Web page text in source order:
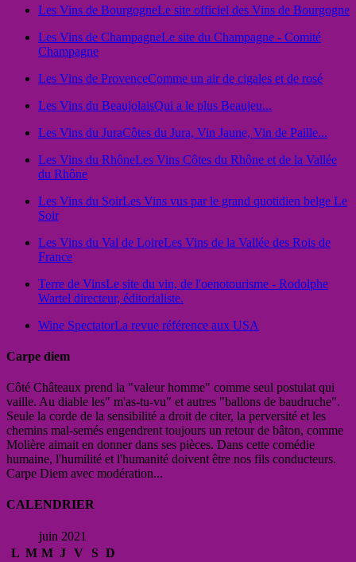
Les Vins de BourgogneLe site officiel des Vins de Bourgogne
Les Vins de ChampagneLe site du Champagne - Comité
Champagne
Les Vins de ProvenceComme un air de cigales et de rosé
Les Vins du BeaujolaisQui a le plus Beaujeu...
Les Vins du JuraCôtes du Jura, Vin Jaune, Vin de Paille...
Les Vins du RhôneLes Vins Côtes du Rhône et de la Vallée
du Rhône
Les Vins du SoirLes Vins vus par le grand quotidien belge Le
Soir
Les Vins du Val de LoireLes Vins de la Vallée des Rois de
France
Terre de VinsLe site du vin, de l'oenotourisme - Rodolphe
Wartel directeur, éditorialiste.
Wine SpectatorLa revue référence aux USA
Carpe diem
Côté Châteaux prend la "valeur homme" comme seul postulat qui
vaille. Au diable les" m'as-tu-vu" et autres "ballons de baudruche".
Seule la corde de la sensibilité a droit de citer, la perversité et les
chemins mal-semés engendrent toujours un retour de bâton, comme
Molière aimait en donner dans ses pièces. Dans cette comédie
humaine, l'humilité et l'humanité doivent être nos fils conducteurs.
Carpe Diem avec modération...
CALENDRIER
juin 2021
L M M J V S D